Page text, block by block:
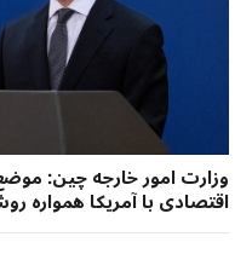
​​وزارت امور خارجه چین:
اقتصادی با آمریکا